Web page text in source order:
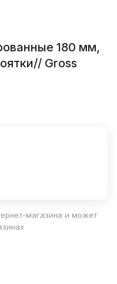
180 мм,
Gross
магазина и может